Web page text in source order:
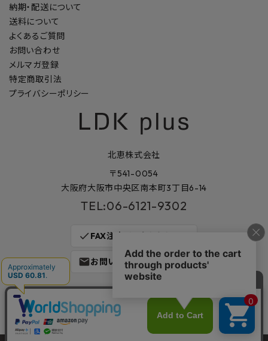
納期・配送について
送料について
よくあるご質問
お問い合わせ
メルマガ登録
特定商取引法
プライバシーポリシー
北恵株式会社
〒541-0054
大阪府大阪市中央区南本町3丁目6-14
TEL:06-6121-9302
check FAX注文はこちらから
mailお問い合わせはこちら